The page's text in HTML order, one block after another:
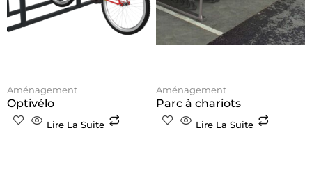
Aménagement
Optivélo
Lire La Suite
Aménagement
Parc à chariots
Lire La Suite